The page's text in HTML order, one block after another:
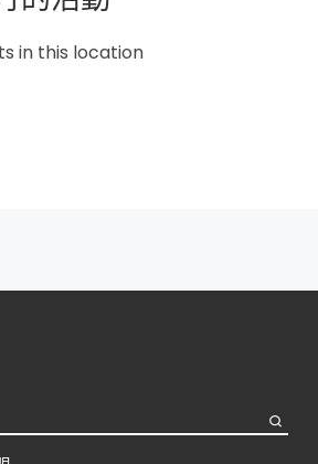
in this location